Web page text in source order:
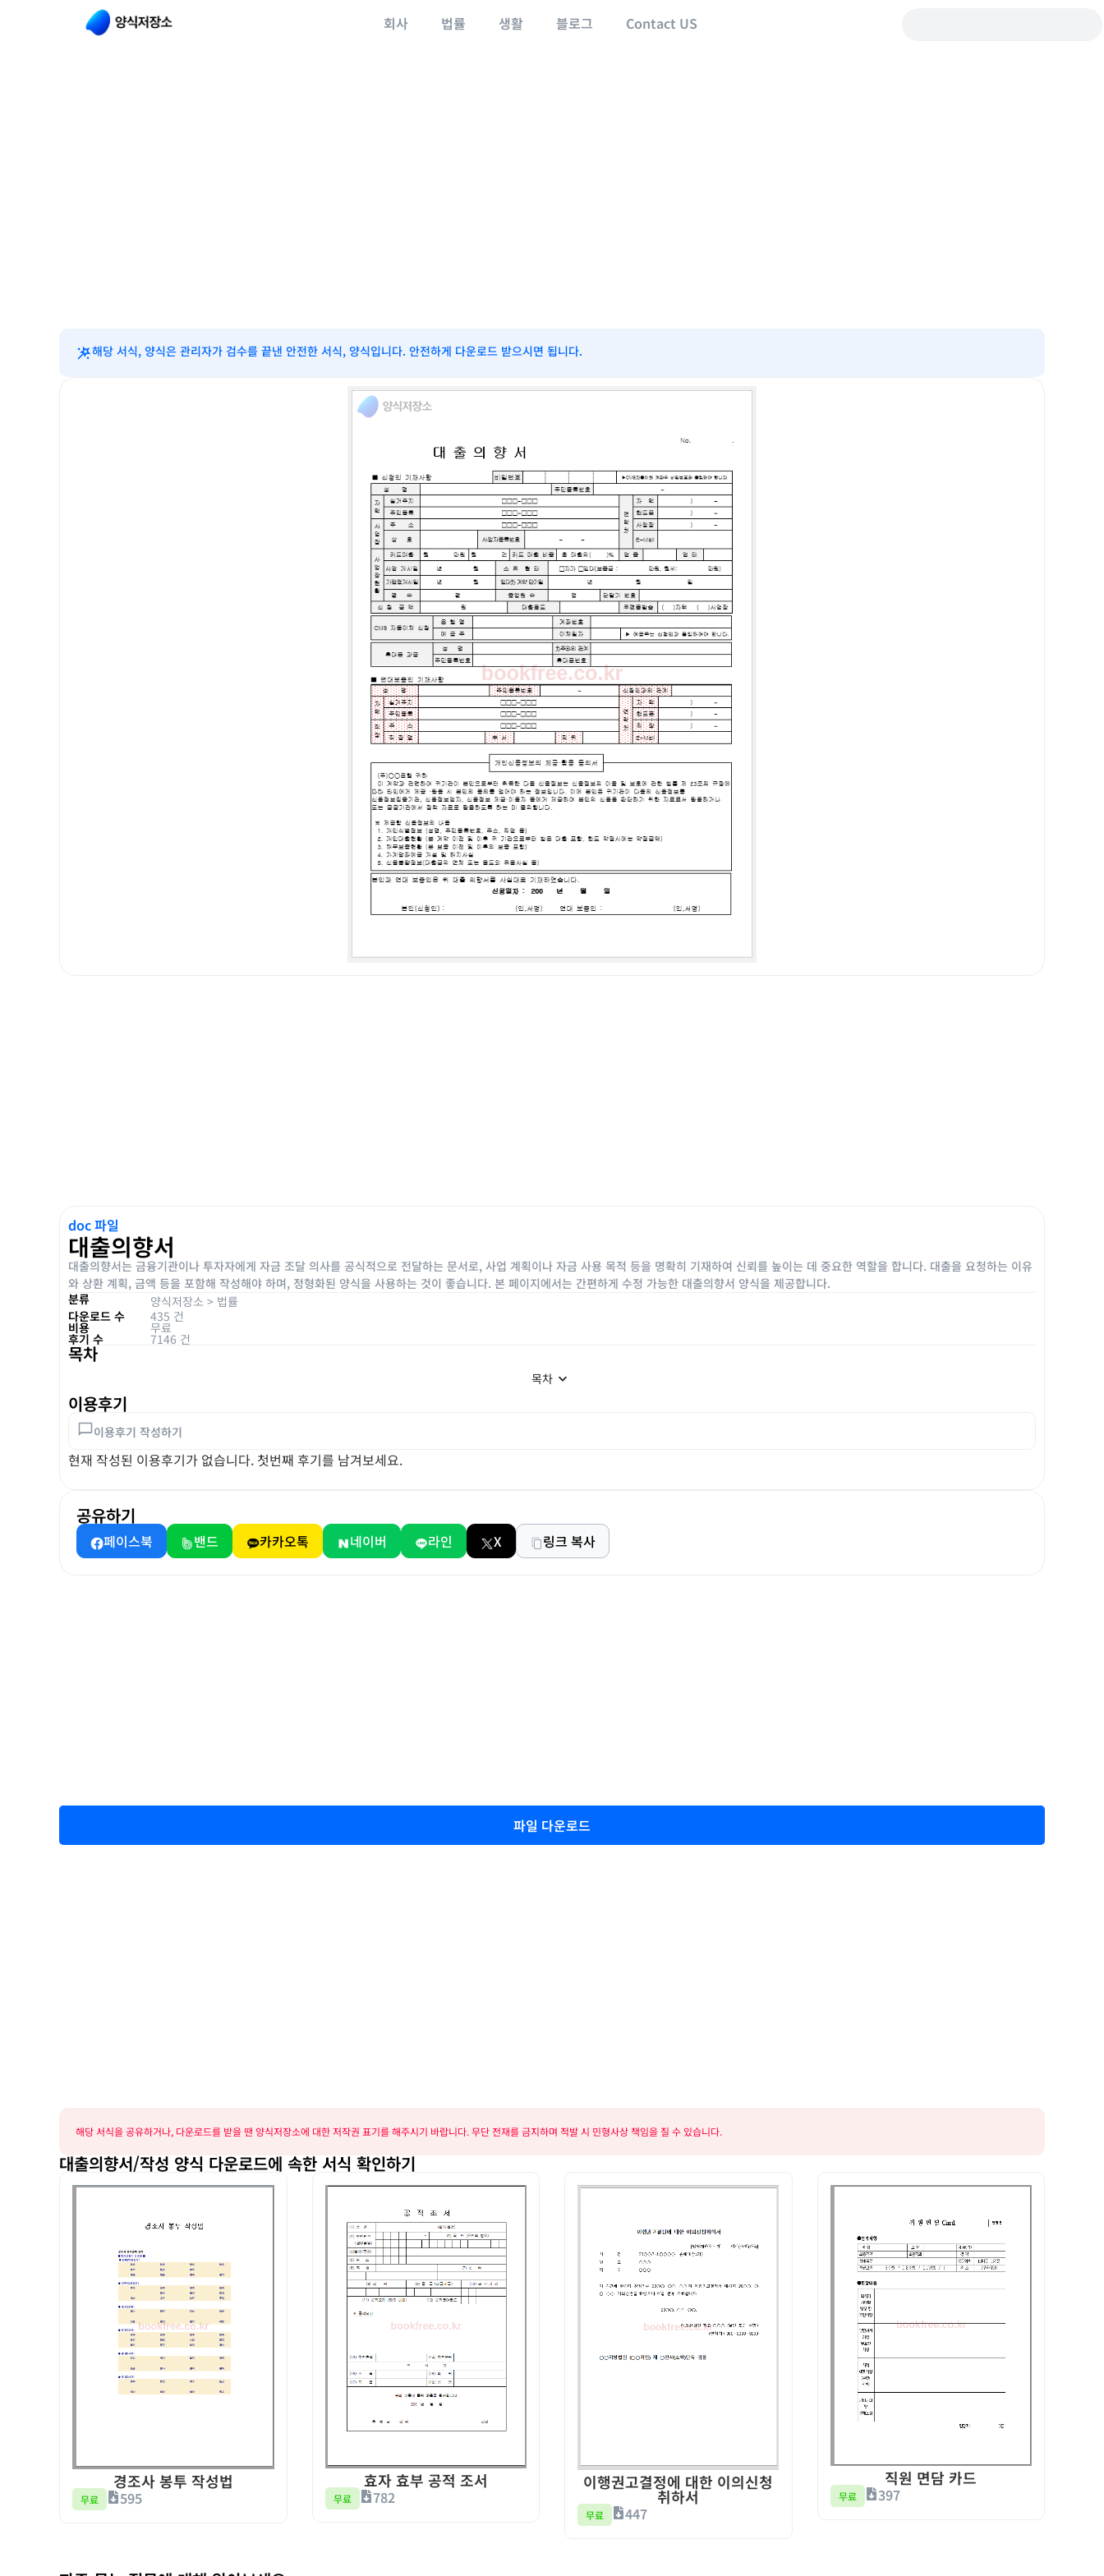
회사 법률 생활 블로그 Contact US
해당 서식, 양식은 관리자가 검수를 끝낸 안전한 서식, 양식입니다. 안전하게 다운로드 받으시면 됩니다.
doc 파일
대출의향서
대출의향서는 금융기관이나 투자자에게 자금 조달 의사를 공식적으로 전달하는 문서로, 사업 계획이나 자금 사용 목적 등을 명확히 기재하여 신뢰를 높이는 데 중요한 역할을 합니다. 대출을 요청하는 이유
와 상환 계획, 금액 등을 포함해 작성해야 하며, 정형화된 양식을 사용하는 것이 좋습니다. 본 페이지에서는 간편하게 수정 가능한 대출의향서 양식을 제공합니다.
분류
양식저장소 > 법률
다운로드 수
435 건
비용 무료
후기 수 7146 건
목차
목차
이용후기
이용후기 작성하기
현재 작성된 이용후기가 없습니다. 첫번째 후기를 남겨보세요.
공유하기
페이스북 밴드 카카오톡 네이버 라인 X 링크 복사
파일 다운로드
해당 서식을 공유하거나, 다운로드를 받을 땐 양식저장소에 대한 저작권 표기를 해주시기 바랍니다. 무단 전재를 금지하며 적발 시 민형사상 책임을 질 수 있습니다.
대출의향서/작성 양식 다운로드에 속한 서식 확인하기
경조사 봉투 작성법
무료 595
효자 효부 공적 조서
무료 782
이행권고결정에 대한 이의신청
취하서
무료 447
직원 면담 카드
무료 397